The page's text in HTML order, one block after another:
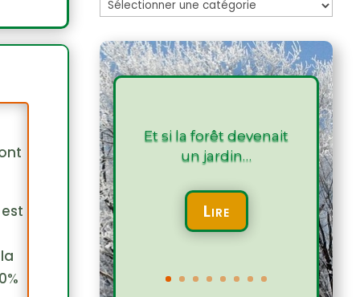
Et si la forêt devenait
un jardin…
Lire